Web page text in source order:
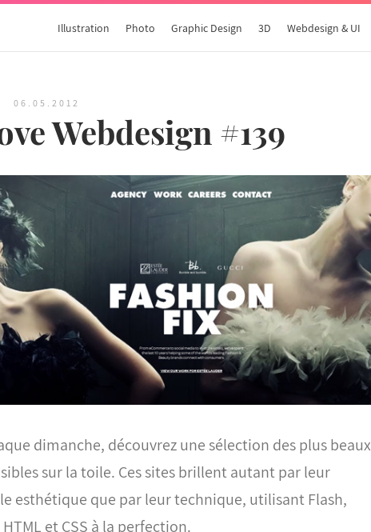
Illustration Photo Graphic Design 3D Webdesign & UI
06.05.2012
Webdesign #139
dimanche, découvrez une sélection des plus beaux
sur la toile. Ces sites brillent autant par leur
esthétique que par leur technique, utilisant Flash,
et CSS à la perfection.